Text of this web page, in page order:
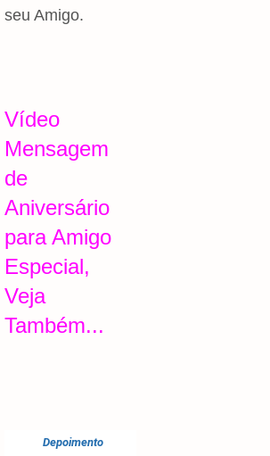
seu Amigo.
Vídeo
Mensagem
de
Aniversário
para Amigo
Especial,
Veja
Também...
Depoimento